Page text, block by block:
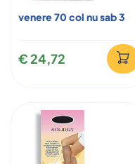
venere 70 col nu sab 3
€ 24,72